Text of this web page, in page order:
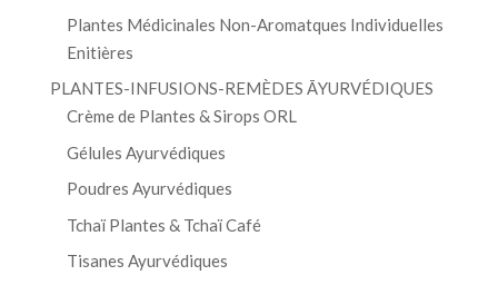
Plantes Médicinales Non-Aromatques Individuelles
Enitières
PLANTES-INFUSIONS-REMÈDES ĀYURVÉDIQUES
Crème de Plantes & Sirops ORL
Gélules Ayurvédiques
Poudres Ayurvédiques
Tchaï Plantes & Tchaï Café
Tisanes Ayurvédiques